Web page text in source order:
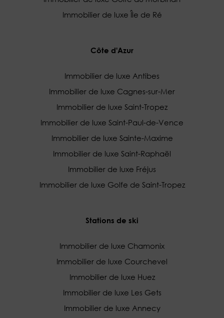
Immobilier de luxe Île de Ré
Côte d'Azur
Immobilier de luxe Antibes
Immobilier de luxe Cagnes-sur-Mer
Immobilier de luxe Saint-Tropez
Immobilier de luxe Saint-Paul-de-Vence
Immobilier de luxe Sainte-Maxime
Immobilier de luxe Saint-Raphaël
Immobilier de luxe Fréjus
Immobilier de luxe Golfe de Saint-Tropez
Stations de ski
Immobilier de luxe Chamonix
Immobilier de luxe Courchevel
Immobilier de luxe Huez
Immobilier de luxe Les Gets
Immobilier de luxe Annecy